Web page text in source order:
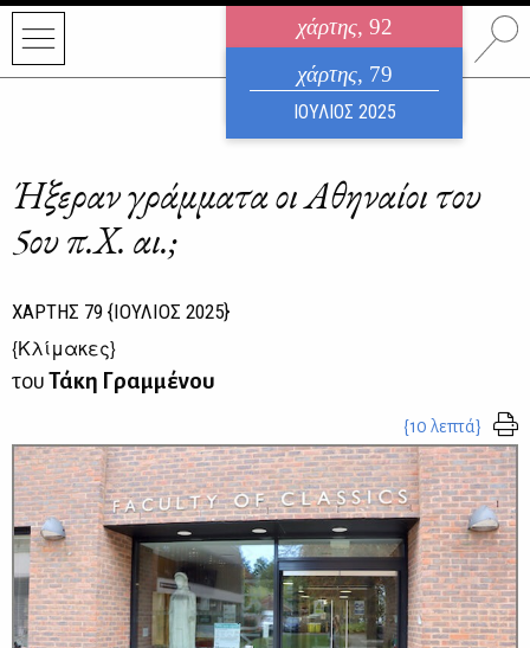
χάρτης, 92
ηλεκτρονικό περιοδικό
ΑΥΓΟΥΣΤΟΣ 2026
χάρτης, 79
ΙΟΥΛΙΟΣ 2025
Ήξεραν γράμματα οι Αθηναίοι του
5ου π.Χ. αι.;
ΧΑΡΤΗΣ 79 {ΙΟΥΛΙΟΣ 2025}
{Κλίμακες}
τουΤάκη Γραμμένου
{10 λεπτά}